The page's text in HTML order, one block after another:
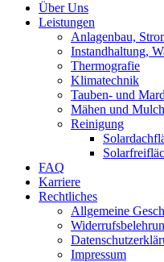
Über Uns
Leistungen
Anlagenbau,
Instandhaltung,
Thermografie
Klimatechnik
Tauben- und
Mähen und
Reinigung
FAQ
Karriere
Rechtliches
Allgemeine
Impressum